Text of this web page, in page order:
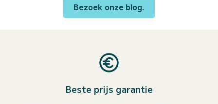
Bezoek onze blog.
Beste prijs garantie